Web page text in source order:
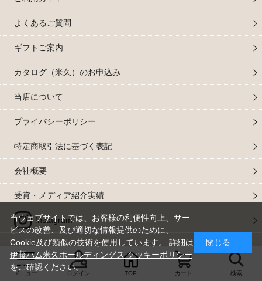
メニュー ログイン TOP カート 検索
よくあるご質問
ギフトご案内
カタログ（米久）のお申込み
当店について
プライバシーポリシー
特定商取引法に基づく表記
会社概要
受賞・メディア紹介実績
Instagram
&;copy 2024 yonekyu Corp. All Rights Reserved.
米久株式会社は、伊藤ハム米久ホールディングスグループの一員です。
当ウェブサイトでは、お客様の利便性向上、サー
ビスの改善、及び適切な情報提供のために、
Cookie及び類似の技術を使用しています。 詳細は
伊藤ハム米久ホールディングス クッキーポリシー
をご確認ください。
閉じる